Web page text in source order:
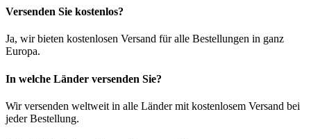
Versenden Sie kostenlos?
Ja, wir bieten kostenlosen Versand für alle Bestellungen in ganz
Europa.
In welche Länder versenden Sie?
Wir versenden weltweit in alle Länder mit kostenlosem Versand bei
jeder Bestellung.